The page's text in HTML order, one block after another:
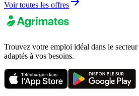
Voir toutes les offres
Trouvez votre emploi idéal dans le
adaptés à vos besoins.